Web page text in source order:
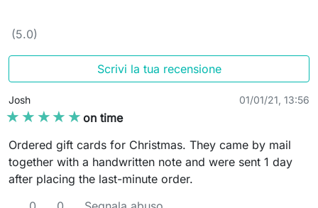
(5.0)
Scrivi la tua recensione
Josh 01/01/21, 13:56
★★★★★
★★★★★ on time
Ordered gift cards for Christmas. They came by mail
together with a handwritten note and were sent 1 day
after placing the last-minute order.